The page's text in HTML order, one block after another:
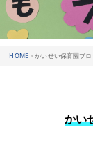
HOME>かいせい保育園ブ
かい